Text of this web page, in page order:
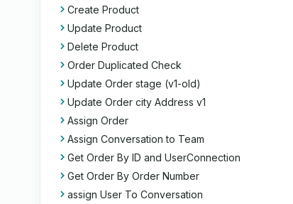
Create Product
Update Product
Delete Product
Order Duplicated Check
Update Order stage (v1-old)
Update Order city Address v1
Assign Order
Assign Conversation to Team
Get Order By ID and UserConnection
Get Order By Order Number
assign User To Conversation